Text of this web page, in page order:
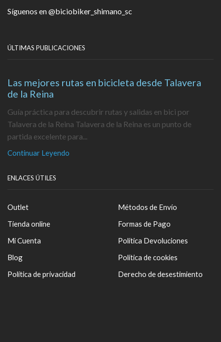
Síguenos en@biciobiker_shimano_sc
ÚLTIMAS PUBLICACIONES
Las mejores rutas en bicicleta desde Talavera
de la Reina
Guía práctica para descubrir rutas y salidas en bici por
Talavera de la Reina Talavera de la Reina es un punto de
partida excelente para...
Continuar Leyendo
ENLACES ÚTILES
Outlet
Tienda online
Mi Cuenta
Blog
Política de privacidad
Métodos de Envío
Formas de Pago
Política Devoluciones
Política de cookies
Derecho de desestimiento